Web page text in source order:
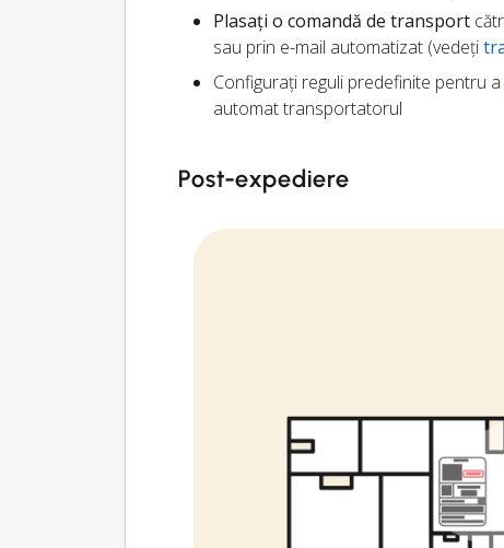
Plasați o comandă de transport
sau prin e-mail automatizat (vedeți
Configurați reguli predefinite pentru a
automat transportatorul
Post-expediere